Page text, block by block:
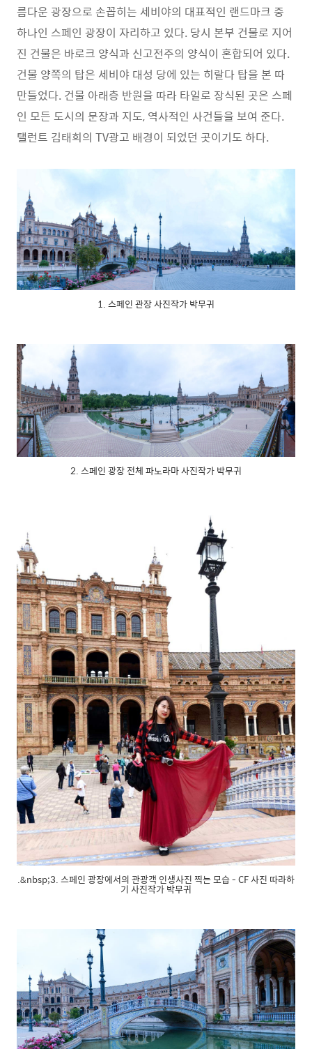
름다운 광장으로 손꼽히는 세비야의 대표적인 랜드마크 중
하나인 스페인 광장이 자리하고 있다. 당시 본부 건물로 지어
진 건물은 바로크 양식과 신고전주의 양식이 혼합되어 있다.
건물 양쪽의 탑은 세비야 대성 당에 있는 히랄다 탑을 본 따
만들었다. 건물 아래층 반원을 따라 타일로 장식된 곳은 스페
인 모든 도시의 문장과 지도, 역사적인 사건들을 보여 준다.
탤런트 김태희의 TV광고 배경이 되었던 곳이기도 하다.
1. 스페인 관장 사진작가 박무귀
2. 스페인 광장 전체 파노라마 사진작가 박무귀
.&nbsp;3. 스페인 광장에서의 관광객 인생사진 찍는 모습 - CF 사진 따라하
기 사진작가 박무귀